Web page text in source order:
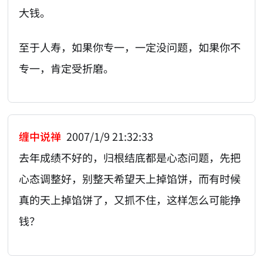
大钱。
至于人寿，如果你专一，一定没问题，如果你不
专一，肯定受折磨。
缠中说禅 2007/1/9 21:32:33
去年成绩不好的，归根结底都是心态问题，先把
心态调整好，别整天希望天上掉馅饼，而有时候
真的天上掉馅饼了，又抓不住，这样怎么可能挣
钱？